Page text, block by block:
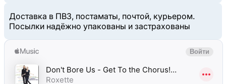
Доставка в ПВЗ, постаматы, почтой, курьером.
Посылки надёжно упакованы и застрахованы